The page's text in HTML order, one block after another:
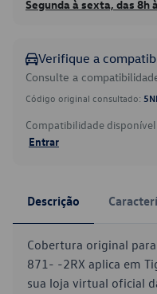
Segunda à sexta, das 8h
Verifique a
Consulte a
Código original consultado:
Compatibilidade
Entrar
Descrição
Cobertura original
871- -2RX aplica em
sua loja virtual oficial